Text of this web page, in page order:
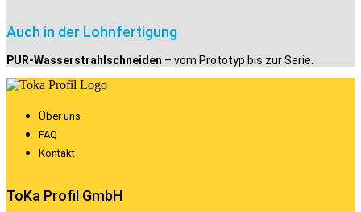
Auch in der Lohnfertigung
PUR-Wasserstrahlschneiden – vom Prototyp bis zur Serie.
Über uns
FAQ
Kontakt
ToKa Profil GmbH